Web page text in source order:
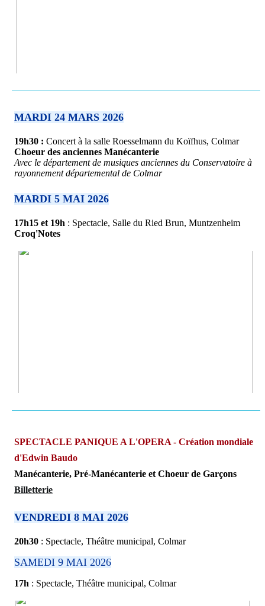
MARDI 24 MARS 2026
19h30 : Concert à la salle Roesselmann du Koïfhus, Colmar
Choeur des anciennes Manécanterie
Avec le département de musiques anciennes du Conservatoire à
rayonnement départemental de Colmar
MARDI 5 MAI 2026
17h15 et 19h : Spectacle, Salle du Ried Brun, Muntzenheim
Croq'Notes
SPECTACLE PANIQUE A L'OPERA - Création mondiale
d'Edwin Baudo
Manécanterie, Pré-Manécanterie et Choeur de Garçons
Billetterie
VENDREDI 8 MAI 2026
20h30 : Spectacle, Théâtre municipal, Colmar
SAMEDI 9 MAI 2026
17h : Spectacle, Théâtre municipal, Colmar